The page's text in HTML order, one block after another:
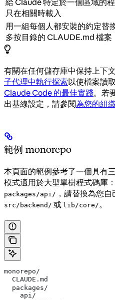
給 Claude 特定於一個區域的程
只在相關時載入
用一組每個人都安裝的約定替
多按目錄的 CLAUDE.md 檔案
有關在任何儲存庫中保持上下
子代理中執行探索以使檔案讀
Claude Code 的最佳實踐。若
出基線設定，請參閱為您的組
範例 monorepo
本頁面的範例參考了一個具有
模式適用於大型單樹程式碼庫
packages/api/ ，請替換為您
src/backend/ 或 lib/core/ 。
monorepo/
CLAUDE.md
  packages/
    api/